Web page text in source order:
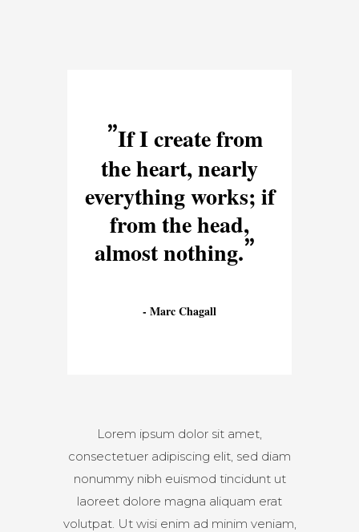
If I create from
the heart, nearly
everything works; if
from the head,
almost nothing.
Marc Chagall
Lorem ipsum dolor sit amet,
consectetuer adipiscing elit, sed diam
nonummy nibh euismod tincidunt ut
laoreet dolore magna aliquam erat
volutpat. Ut wisi enim ad minim veniam,